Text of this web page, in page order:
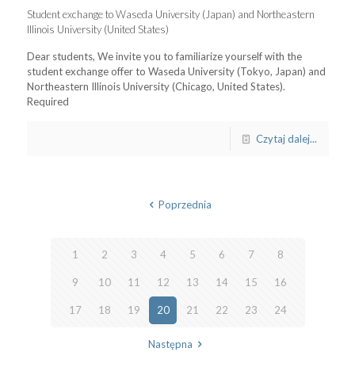
Student exchange to Waseda University (Japan) and Northeastern
Illinois University (United States)
Dear students, We invite you to familiarize yourself with the
student exchange offer to Waseda University (Tokyo, Japan) and
Northeastern Illinois University (Chicago, United States).
Required
Czytaj dalej...
Poprzednia
1 2 3 4 5 6 7 8
9 10 11 12 13 14 15 16
17 18 19 20 21 22 23 24
Następna